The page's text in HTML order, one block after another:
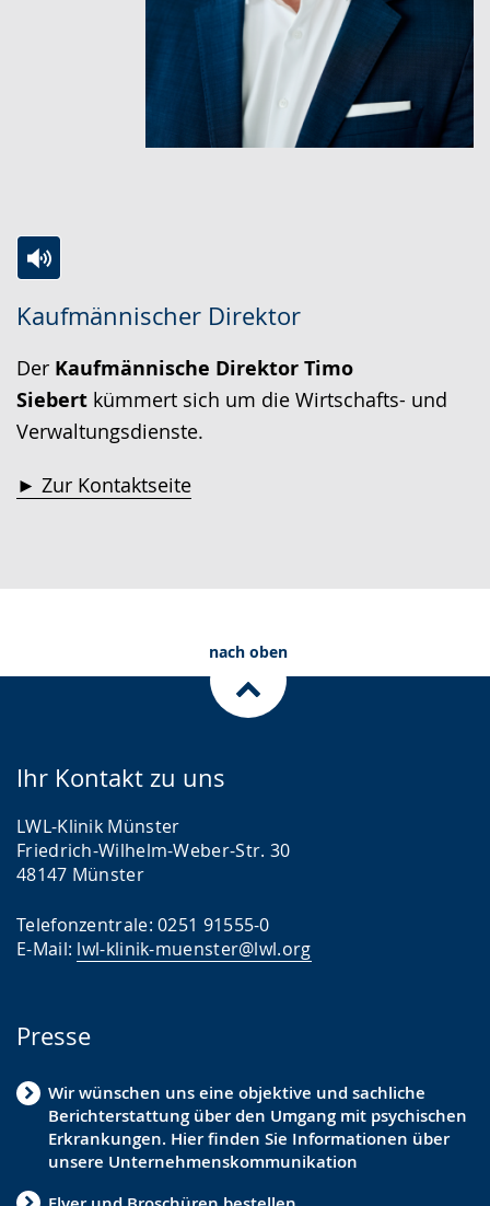
Kaufmännischer Direktor
Leichten
Sprache
wechseln.
Audio-
Unterstützung.
Video
in
Deutscher
Gebärdensprache
angezeigt.
Der Kaufmännische Direktor Timo
Siebert kümmert sich um die Wirtschafts- und
Verwaltungsdienste.
► Zur Kontaktseite
nach oben
Ihr Kontakt zu uns
LWL-Klinik Münster
Friedrich-Wilhelm-Weber-Str. 30
48147 Münster
Telefonzentrale: 0251 91555-0
E-Mail: lwl-klinik-muenster@lwl.org
Presse
Wir wünschen uns eine objektive und sachliche
Berichterstattung über den Umgang mit psychischen
Erkrankungen. Hier finden Sie Informationen über
unsere Unternehmenskommunikation